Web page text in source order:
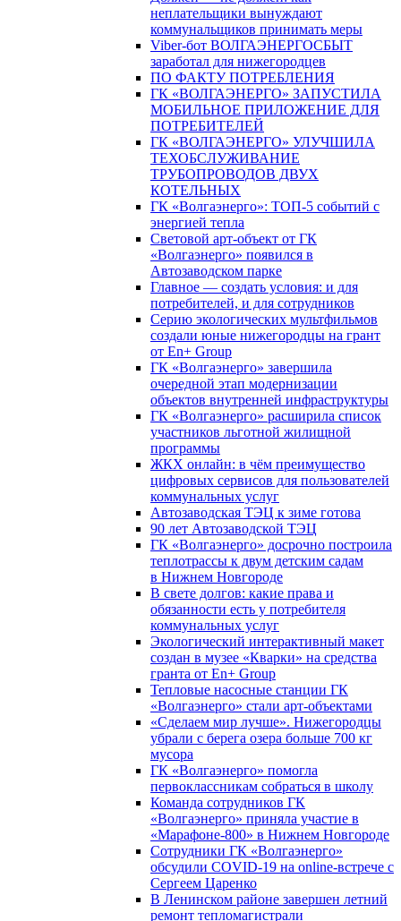
неплательщики вынуждают
коммунальщиков принимать меры
Viber-бот ВОЛГАЭНЕРГОСБЫТ
заработал для нижегородцев
ПО ФАКТУ ПОТРЕБЛЕНИЯ
ГК «ВОЛГАЭНЕРГО» ЗАПУСТИЛА
МОБИЛЬНОЕ ПРИЛОЖЕНИЕ ДЛЯ
ПОТРЕБИТЕЛЕЙ
ГК «ВОЛГАЭНЕРГО» УЛУЧШИЛА
ТЕХОБСЛУЖИВАНИЕ
ТРУБОПРОВОДОВ ДВУХ
КОТЕЛЬНЫХ
ГК «Волгаэнерго»: ТОП-5 событий с
энергией тепла
Световой арт-объект от ГК
«Волгаэнерго» появился в
Автозаводском парке
Главное — создать условия: и для
потребителей, и для сотрудников
Серию экологических мультфильмов
создали юные нижегородцы на грант
от En+ Group
ГК «Волгаэнерго» завершила
очередной этап модернизации
объектов внутренней инфраструктуры
ГК «Волгаэнерго» расширила список
участников льготной жилищной
программы
ЖКХ онлайн: в чём преимущество
цифровых сервисов для пользователей
коммунальных услуг
Автозаводская ТЭЦ к зиме готова
90 лет Автозаводской ТЭЦ
ГК «Волгаэнерго» досрочно построила
теплотрассы к двум детским садам
в Нижнем Новгороде
В свете долгов: какие права и
обязанности есть у потребителя
коммунальных услуг
Экологический интерактивный макет
создан в музее «Кварки» на средства
гранта от En+ Group
Тепловые насосные станции ГК
«Волгаэнерго» стали арт-объектами
«Сделаем мир лучше». Нижегородцы
убрали с берега озера больше 700 кг
мусора
ГК «Волгаэнерго» помогла
первоклассникам собраться в школу
Команда сотрудников ГК
«Волгаэнерго» приняла участие в
«Марафоне-800» в Нижнем Новгороде
Сотрудники ГК «Волгаэнерго»
обсудили COVID-19 на online-встрече с
Сергеем Царенко
В Ленинском районе завершен летний
ремонт тепломагистрали